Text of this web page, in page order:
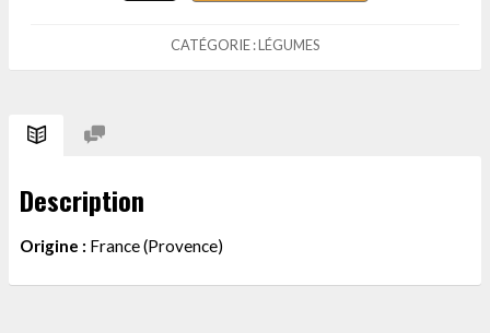
POIVRON
ROUGE
CATÉGORIE :LÉGUMES
Description
Origine : France (Provence)